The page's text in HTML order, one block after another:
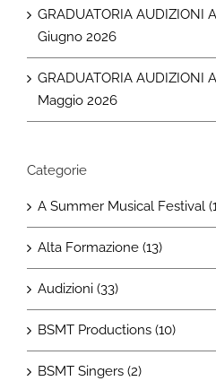
GRADUATORIA AUDIZIONI
Giugno 2026
GRADUATORIA AUDIZIONI
Maggio 2026
Categorie
A Summer Musical Festival
Alta Formazione (13)
Audizioni (33)
BSMT Productions (10)
BSMT Singers (2)